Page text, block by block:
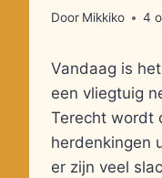
Door Mikkiko 4
Vandaag is
een vliegtuig
Terecht wordt
herdenkingen
er zijn veel